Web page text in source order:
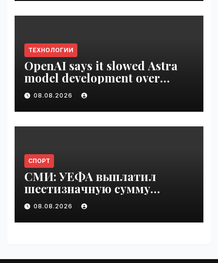
ТЕХНОЛОГИИ
OpenAI says it slowed Astra
model development over
security concerns | VseTime.ru
08.08.2026
СПОРТ
СМИ: УЕФА выплатил
шестизначную сумму
любовнице Инфантино |
VseTime.ru
08.08.2026